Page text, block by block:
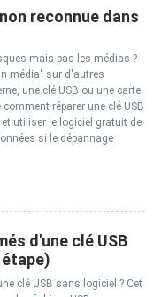
reconnue dans
mais pas les médias ?
média" sur d'autres
une clé USB ou une carte
réparer une clé USB
utiliser le logiciel gratuit de
si le dépannage
d'une clé USB
clé USB sans logiciel ? Cet